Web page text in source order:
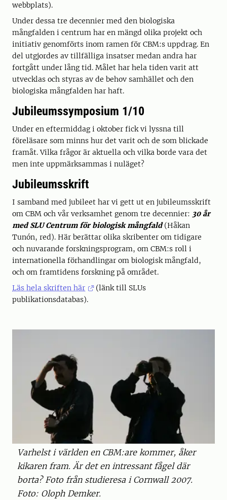
webbplats).
Under dessa tre decennier med den biologiska
mångfalden i centrum har en mängd olika projekt och
initiativ genomförts inom ramen för CBM:s uppdrag. En
del utgjordes av tillfälliga insatser medan andra har
fortgått under lång tid. Målet har hela tiden varit att
utvecklas och styras av de behov samhället och den
biologiska mångfalden har haft.
Jubileumssymposium 1/10
Under en eftermiddag i oktober fick vi lyssna till
föreläsare som minns hur det varit och de som blickade
framåt. Vilka frågor är aktuella och vilka borde vara det
men inte uppmärksammas i nuläget?
Jubileumsskrift
I samband med jubileet har vi gett ut en jubileumsskrift
om CBM och vår verksamhet genom tre decennier: 30 år
med SLU Centrum för biologisk mångfald(Håkan
Tunón, red). Här berättar olika skribenter om tidigare
och nuvarande forskningsprogram, om CBM:s roll i
internationella förhandlingar om biologisk mångfald,
och om framtidens forskning på området.
Läs hela skriften här
(länk till SLUs
publikationsdatabas).
Varhelst i världen en CBM:are kommer, åker
kikaren fram. Är det en intressant fågel där
borta? Foto från studieresa i Cornwall 2007.
Foto: Oloph Demker.